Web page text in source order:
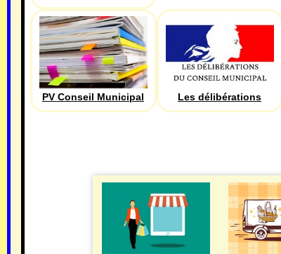
PV Conseil Municipal Les délibérations